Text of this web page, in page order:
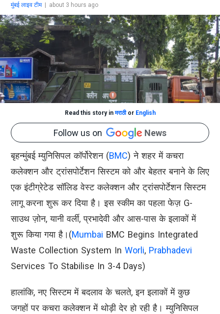
मुंबई लाइव टीम| about 3 hours ago
Read this story inमराठीor English
Follow us on News
बृहन्मुंबई म्युनिसिपल कॉर्पोरेशन (BMC) ने शहर में कचरा
कलेक्शन और ट्रांसपोर्टेशन सिस्टम को और बेहतर बनाने के लिए
एक इंटीग्रेटेड सॉलिड वेस्ट कलेक्शन और ट्रांसपोर्टेशन सिस्टम
लागू करना शुरू कर दिया है। इस स्कीम का पहला फेज़ G-
साउथ ज़ोन, यानी वर्ली, प्रभादेवी और आस-पास के इलाकों में
शुरू किया गया है।(Mumbai BMC Begins Integrated
Waste Collection System In Worli, Prabhadevi
Services To Stabilise In 3-4 Days)
हालांकि, नए सिस्टम में बदलाव के चलते, इन इलाकों में कुछ
जगहों पर कचरा कलेक्शन में थोड़ी देर हो रही है। म्युनिसिपल